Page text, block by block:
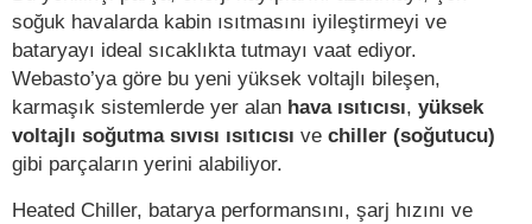
soğuk havalarda kabin ısıtmasını iyileştirmeyi ve
bataryayı ideal sıcaklıkta tutmayı vaat ediyor.
Webasto’ya göre bu yeni yüksek voltajlı bileşen,
karmaşık sistemlerde yer alan hava ısıtıcısı, yüksek
voltajlı soğutma sıvısı ısıtıcısı ve chiller (soğutucu)
gibi parçaların yerini alabiliyor.
Heated Chiller, batarya performansını, şarj hızını ve